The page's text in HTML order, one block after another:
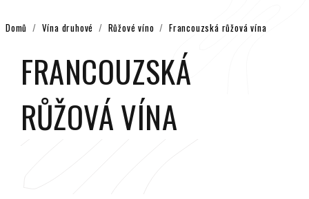
košík
Domů / Vína druhové / Růžové víno / Francouzská růžová vína
FRANCOUZSKÁ
RŮŽOVÁ VÍNA